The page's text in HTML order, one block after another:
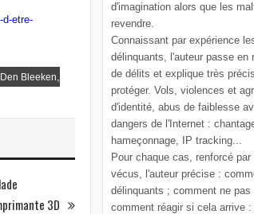
d-etre-
Bleeken,
3D
d'imagination alors que les
revendre.
Connaissant par expérience
délinquants, l'auteur passe en
de délits et explique très
protéger. Vols, violences et
d'identité, abus de faiblesse
dangers de l'Internet :
hameçonnage, IP tracking...
Pour chaque cas, renforcé
vécus, l'auteur précise :
délinquants ; comment ne
comment réagir si cela arrive